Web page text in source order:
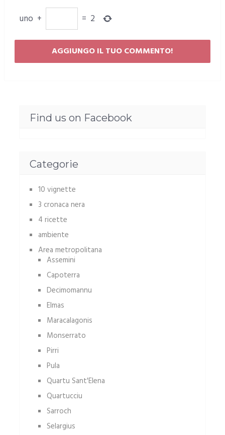
uno + = 2
Find us on Facebook
Categorie
10 vignette
3 cronaca nera
4 ricette
ambiente
Area metropolitana
Assemini
Capoterra
Decimomannu
Elmas
Maracalagonis
Monserrato
Pirri
Pula
Quartu Sant'Elena
Quartucciu
Sarroch
Selargius